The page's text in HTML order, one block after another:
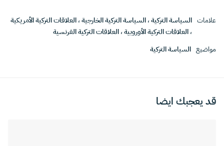
علامات السياسة التركية،السياسة التركية الخارجية،العلاقات التركية الأمريكية
،العلاقات التركية الأوروبية،العلاقات التركية الفرنسية
مواضيع السياسة التركية
قد يعجبك ايضا